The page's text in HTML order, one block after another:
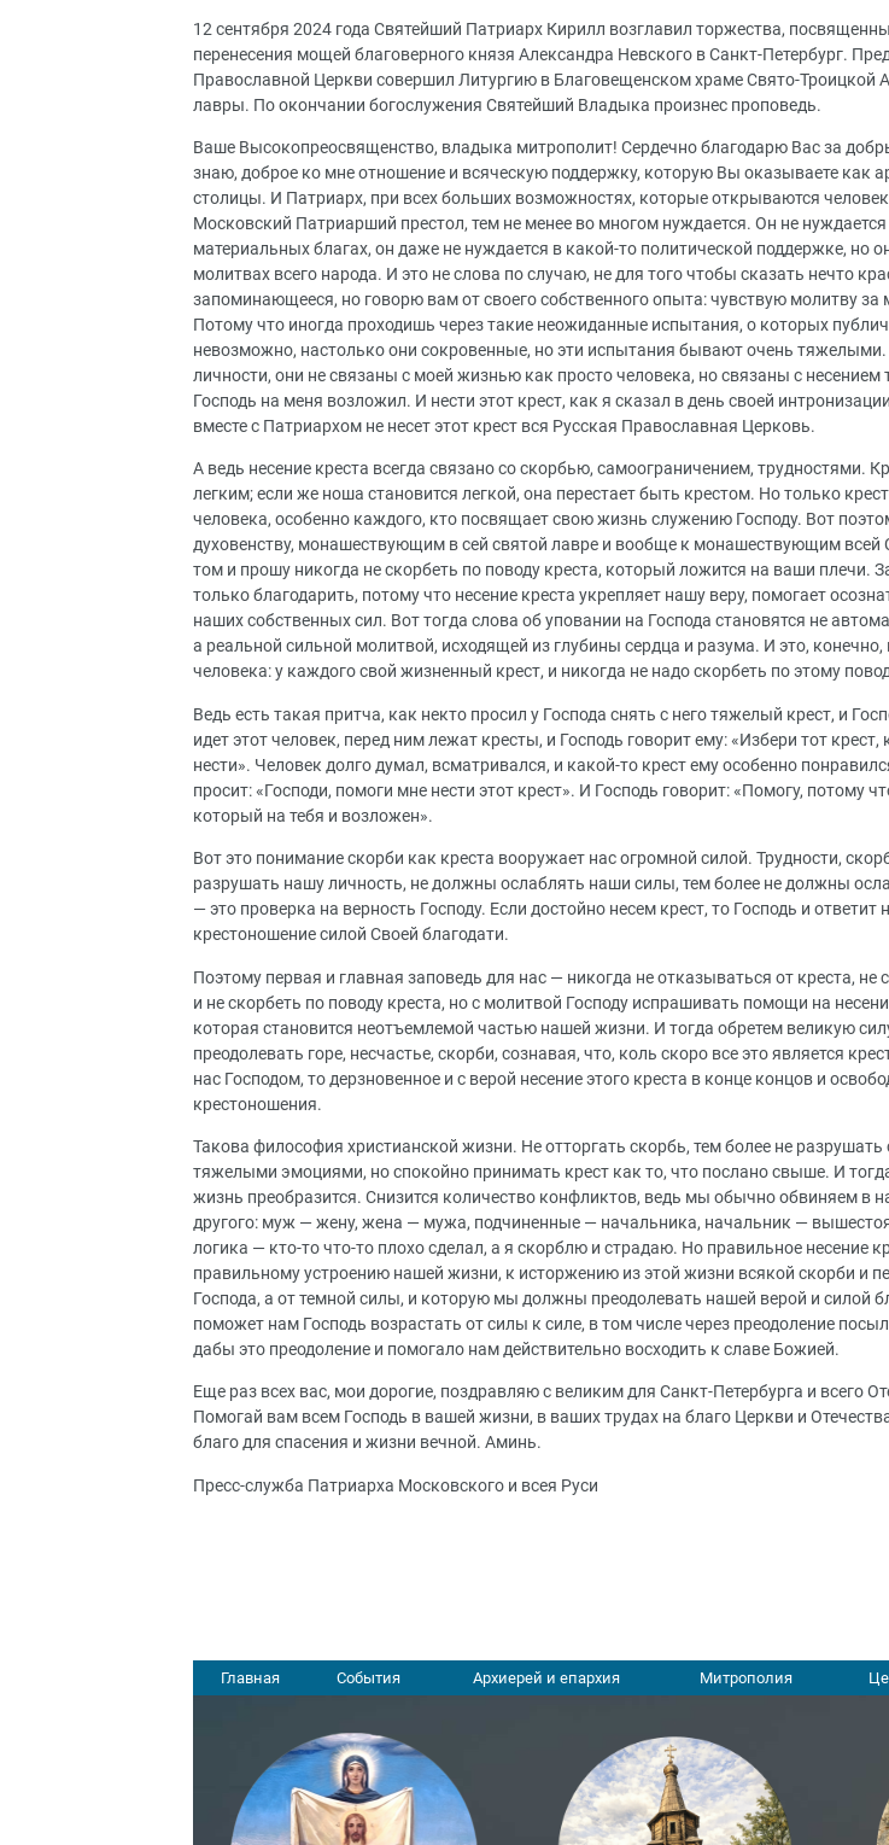
12 сентября 2024 года Святейший Патриарх Кирилл возглавил торжества,
перенесения мощей благоверного князя Александра Невского в Санкт-Петербург.
Православной Церкви совершил Литургию в Благовещенском храме Свято-Троицкой
лавры. По окончании богослужения Святейший Владыка произнес проповедь.
Ваше Высокопреосвященство, владыка митрополит! Сердечно благодарю Вас за
знаю, доброе ко мне отношение и всяческую поддержку, которую Вы оказываете как
столицы. И Патриарх, при всех больших возможностях, которые открываются
Московский Патриарший престол, тем не менее во многом нуждается. Он не нуждается
материальных благах, он даже не нуждается в какой-то политической поддержке, но
молитвах всего народа. И это не слова по случаю, не для того чтобы сказать нечто
запоминающееся, но говорю вам от своего собственного опыта: чувствую молитву за
Потому что иногда проходишь через такие неожиданные испытания, о которых
невозможно, настолько они сокровенные, но эти испытания бывают очень тяжелыми.
личности, они не связаны с моей жизнью как просто человека, но связаны с несением
Господь на меня возложил. И нести этот крест, как я сказал в день своей
вместе с Патриархом не несет этот крест вся Русская Православная Церковь.
А ведь несение креста всегда связано со скорбью, самоограничением, трудностями.
легким; если же ноша становится легкой, она перестает быть крестом. Но только
человека, особенно каждого, кто посвящает свою жизнь служению Господу. Вот
духовенству, монашествующим в сей святой лавре и вообще к монашествующим всей
том и прошу никогда не скорбеть по поводу креста, который ложится на ваши плечи.
только благодарить, потому что несение креста укрепляет нашу веру, помогает
наших собственных сил. Вот тогда слова об уповании на Господа становятся не
а реальной сильной молитвой, исходящей из глубины сердца и разума. И это, конечно,
человека: у каждого свой жизненный крест, и никогда не надо скорбеть по этому
Ведь есть такая притча, как некто просил у Господа снять с него тяжелый крест, и
идет этот человек, перед ним лежат кресты, и Господь говорит ему: «Избери тот
нести». Человек долго думал, всматривался, и какой-то крест ему особенно
просит: «Господи, помоги мне нести этот крест». И Господь говорит: «Помогу, потому
который на тебя и возложен».
Вот это понимание скорби как креста вооружает нас огромной силой. Трудности,
разрушать нашу личность, не должны ослаблять наши силы, тем более не должны
— это проверка на верность Господу. Если достойно несем крест, то Господь и ответит
крестоношение силой Своей благодати.
Поэтому первая и главная заповедь для нас — никогда не отказываться от креста, не
и не скорбеть по поводу креста, но с молитвой Господу испрашивать помощи на
которая становится неотъемлемой частью нашей жизни. И тогда обретем великую
преодолевать горе, несчастье, скорби, сознавая, что, коль скоро все это является
нас Господом, то дерзновенное и с верой несение этого креста в конце концов и
крестоношения.
Такова философия христианской жизни. Не отторгать скорбь, тем более не разрушать
тяжелыми эмоциями, но спокойно принимать крест как то, что послано свыше. И
жизнь преобразится. Снизится количество конфликтов, ведь мы обычно обвиняем в
другого: муж — жену, жена — мужа, подчиненные — начальника, начальник —
логика — кто-то что-то плохо сделал, а я скорблю и страдаю. Но правильное несение
правильному устроению нашей жизни, к исторжению из этой жизни всякой скорби и
Господа, а от темной силы, и которую мы должны преодолевать нашей верой и силой
поможет нам Господь возрастать от силы к силе, в том числе через преодоление
дабы это преодоление и помогало нам действительно восходить к славе Божией.
Еще раз всех вас, мои дорогие, поздравляю с великим для Санкт-Петербурга и всего
Помогай вам всем Господь в вашей жизни, в ваших трудах на благо Церкви и
благо для спасения и жизни вечной. Аминь.
Пресс-служба Патриарха Московского и всея Руси
Главная События Архиерей и епархия Митрополия